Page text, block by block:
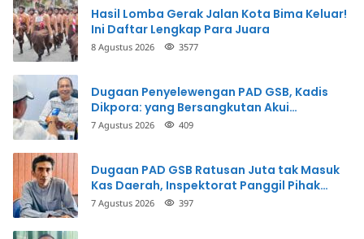
Hasil Lomba Gerak Jalan Kota Bima Keluar!
Ini Daftar Lengkap Para Juara
8 Agustus 2026 3577
Dugaan Penyelewengan PAD GSB, Kadis
Dikpora: yang Bersangkutan Akui
Perbuatannya dan Siap Mengembalikan
7 Agustus 2026 409
Dugaan PAD GSB Ratusan Juta tak Masuk
Kas Daerah, Inspektorat Panggil Pihak
Terkait
7 Agustus 2026 397